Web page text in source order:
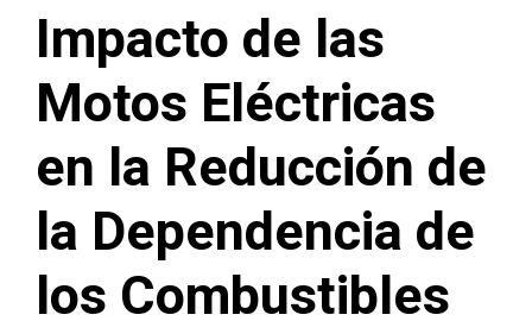
Impacto de las
Motos Eléctricas
en la Reducción de
la Dependencia de
los Combustibles